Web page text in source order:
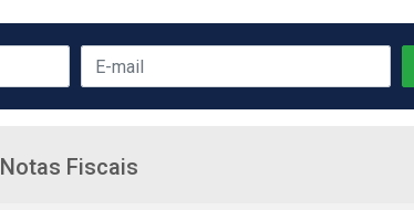
Notas Fiscais